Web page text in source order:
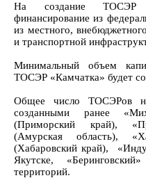
На создание ТОСЭР
финансирование из
из местного,
и транспортной
Минимальный объем
ТОСЭР «Камчатка» будет
Общее число ТОСЭРов
созданными ранее
(Приморский край),
(Амурская область),
(Хабаровский край),
Якутске,
территорий.